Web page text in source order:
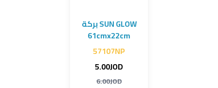
بركة SUN GLOW
61cmx22cm
57107NP
5.00JOD
6.00JOD